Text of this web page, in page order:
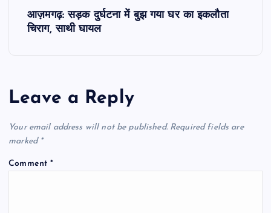
a
v
i
आज़मगढ़: सड़क दुर्घटना में बुझ गया घर का इकलौता
चिराग, साथी घायल
Leave a Reply
Your email address will not be published. Required fields are
marked *
Comment*